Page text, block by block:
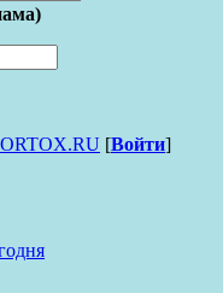
ORTOX.RU [Войти]